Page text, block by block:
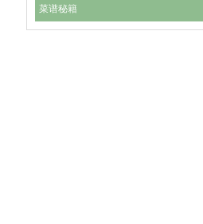
菜谱秘籍